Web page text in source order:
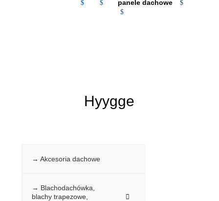
panele dachowe
Hyygge
→ Akcesoria dachowe
→ Blachodachówka,
blachy trapezowe,